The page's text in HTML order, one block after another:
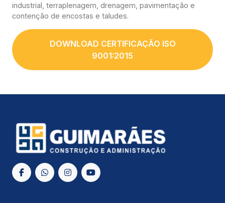
industrial, terraplenagem, drenagem, pavimentação e
contenção de encostas e taludes.
DOWNLOAD CERTIFICAÇÃO ISO
9001:2015